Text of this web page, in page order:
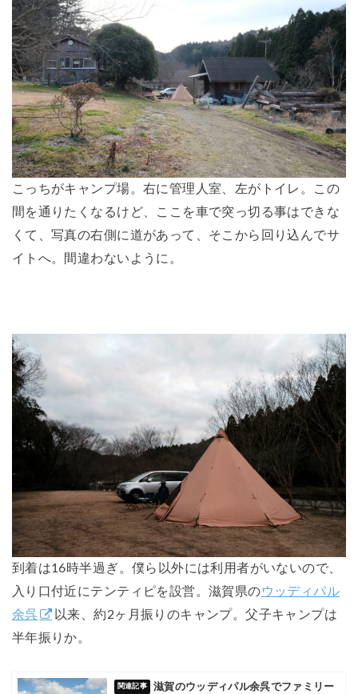
こっちがキャンプ場。右に管理人室、左がトイレ。この
間を通りたくなるけど、ここを車で突っ切る事はできな
くて、写真の右側に道があって、そこから回り込んでサ
イトへ。間違わないように。
到着は16時半過ぎ。僕ら以外には利用者がいないので、
入り口付近にテンティピを設営。滋賀県のウッディパル
余呉
以来、約2ヶ月振りのキャンプ。父子キャンプは
半年振りか。
滋賀のウッディパル余呉でファミリー